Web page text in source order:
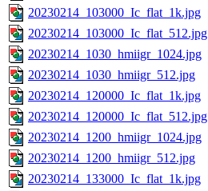
20230214_103000_Ic_flat_1k.jpg
20230214_103000_Ic_flat_512.jpg
20230214_1030_hmiigr_1024.jpg
20230214_1030_hmiigr_512.jpg
20230214_120000_Ic_flat_1k.jpg
20230214_120000_Ic_flat_512.jpg
20230214_1200_hmiigr_1024.jpg
20230214_1200_hmiigr_512.jpg
20230214_133000_Ic_flat_1k.jpg